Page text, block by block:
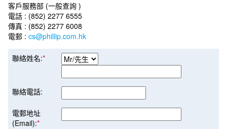
客戶服務部 (一般查詢 )
電話 : (852) 2277 6555
傳真 : (852) 2277 6008
電郵 : cs@phillip.com.hk
聯絡姓名:*
聯絡電話:
電郵地址
(Email):*